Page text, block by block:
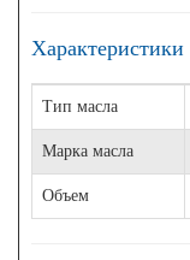
Характеристики
Тип масла
Марка масла
Объем